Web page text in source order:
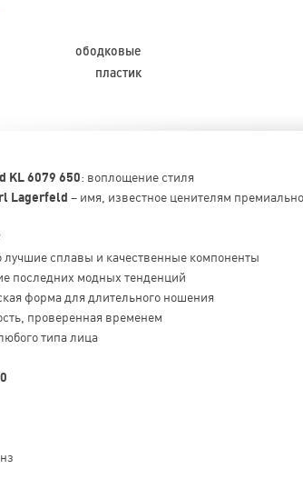
ободковые
пластик
KL 6079 650: воплощение стиля
Lagerfeld – имя, известное ценителям
сплавы и качественные компоненты
последних модных тенденций
форма для длительного ношения
проверенная временем
типа лица